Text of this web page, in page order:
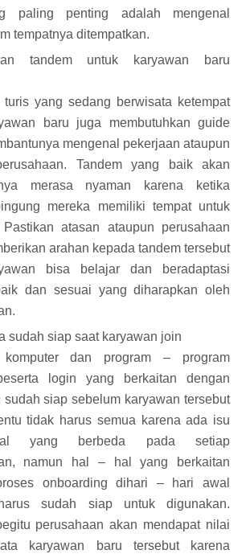
paling penting adalah mengenal
tempatnya ditempatkan.
tandem untuk karyawan baru
turis yang sedang berwisata ketempat
baru juga membutuhkan guide
mengenal pekerjaan ataupun
Tandem yang baik akan
merasa nyaman karena ketika
mereka memiliki tempat untuk
Pastikan atasan ataupun perusahaan
arahan kepada tandem tersebut
bisa belajar dan beradaptasi
dan sesuai yang diharapkan oleh
sudah siap saat karyawan join
komputer dan program – program
login yang berkaitan dengan
sudah siap sebelum karyawan tersebut
tidak harus semua karena ada isu
yang berbeda pada setiap
namun hal – hal yang berkaitan
onboarding dihari – hari awal
sudah siap untuk digunakan.
perusahaan akan mendapat nilai
karyawan baru tersebut karena